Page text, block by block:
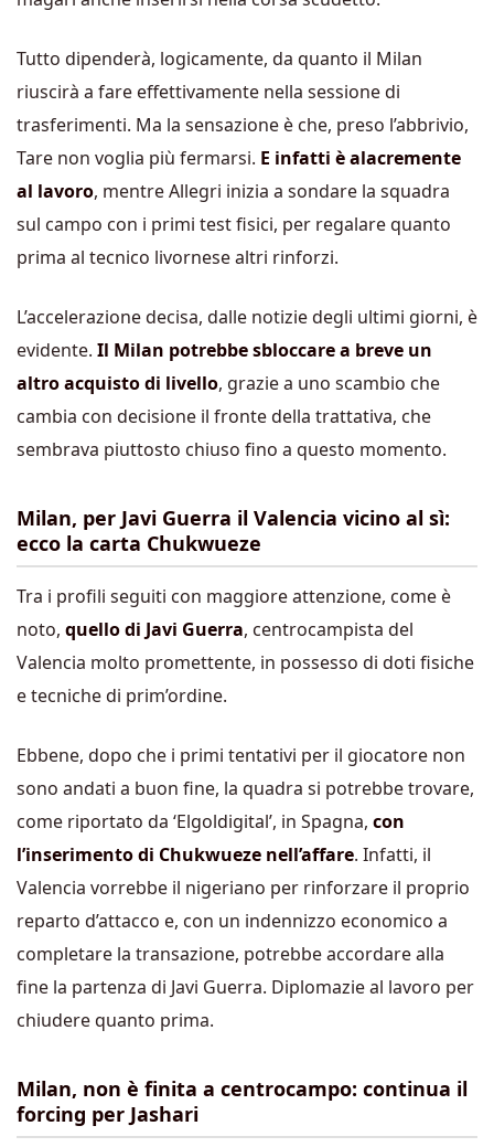
Tutto dipenderà, logicamente, da quanto il Milan
riuscirà a fare effettivamente nella sessione di
trasferimenti. Ma la sensazione è che, preso l’abbrivio,
Tare non voglia più fermarsi. E infatti è alacremente
al lavoro, mentre Allegri inizia a sondare la squadra
sul campo con i primi test fisici, per regalare quanto
prima al tecnico livornese altri rinforzi.
L’accelerazione decisa, dalle notizie degli ultimi giorni, è
evidente. Il Milan potrebbe sbloccare a breve un
altro acquisto di livello, grazie a uno scambio che
cambia con decisione il fronte della trattativa, che
sembrava piuttosto chiuso fino a questo momento.
Milan, per Javi Guerra il Valencia vicino al sì:
ecco la carta Chukwueze
Tra i profili seguiti con maggiore attenzione, come è
noto, quello di Javi Guerra, centrocampista del
Valencia molto promettente, in possesso di doti fisiche
e tecniche di prim’ordine.
Ebbene, dopo che i primi tentativi per il giocatore non
sono andati a buon fine, la quadra si potrebbe trovare,
come riportato da ‘Elgoldigital’, in Spagna, con
l’inserimento di Chukwueze nell’affare. Infatti, il
Valencia vorrebbe il nigeriano per rinforzare il proprio
reparto d’attacco e, con un indennizzo economico a
completare la transazione, potrebbe accordare alla
fine la partenza di Javi Guerra. Diplomazie al lavoro per
chiudere quanto prima.
Milan, non è finita a centrocampo: continua il
forcing per Jashari